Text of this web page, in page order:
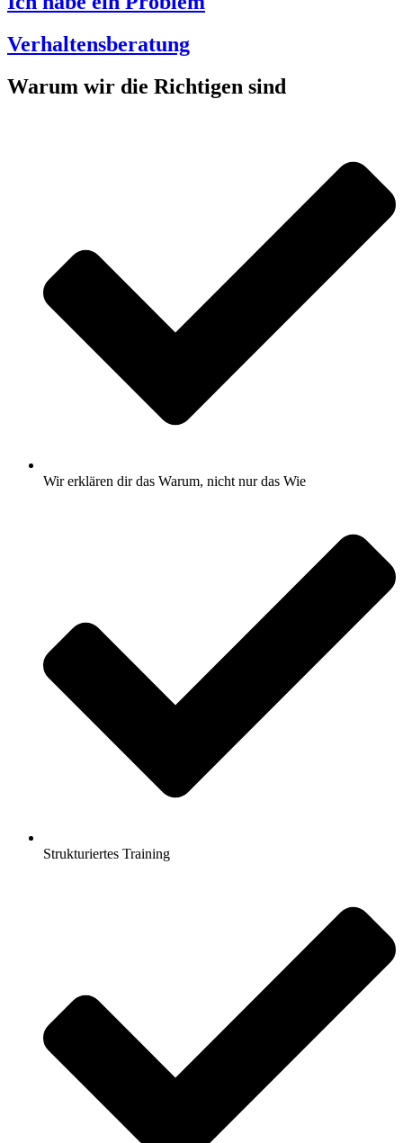
Verhaltensberatung
Warum wir die Richtigen sind
Wir erklären dir das Warum, nicht nur das Wie
Strukturiertes Training